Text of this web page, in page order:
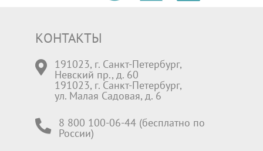
КОНТАКТЫ
191023, г. Санкт-Петербург,
Невский пр., д. 60
191023, г. Санкт-Петербург,
ул. Малая Садовая, д. 6
8 800 100-06-44 (бесплатно по
России)